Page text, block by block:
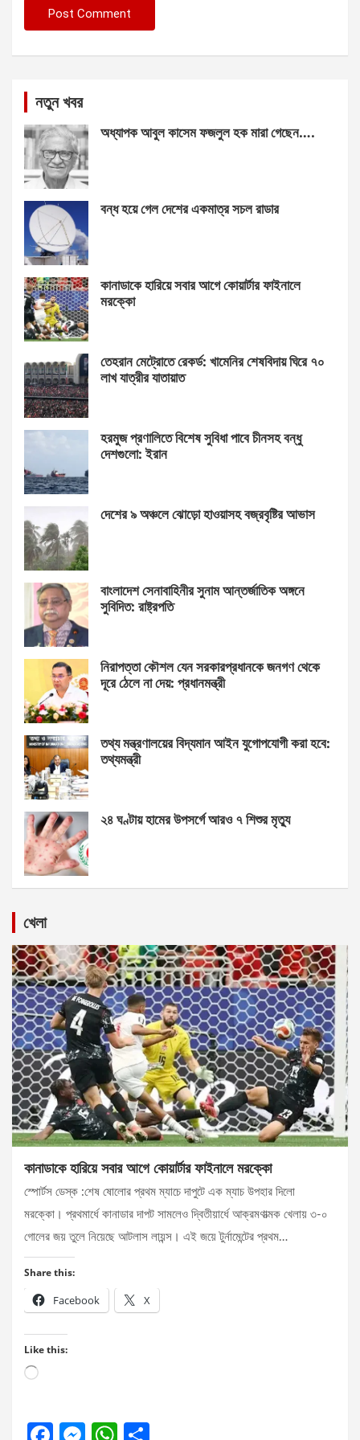
নতুন খবর
অধ্যাপক আবুল কাসেম ফজলুল হক মারা গেছেন….
বন্ধ হয়ে গেল দেশের একমাত্র সচল রাডার
কানাডাকে হারিয়ে সবার আগে কোয়ার্টার ফাইনালে
মরক্কো
তেহরান মেট্রোতে রেকর্ড: খামেনির শেষবিদায় ঘিরে ৭০
লাখ যাত্রীর যাতায়াত
হরমুজ প্রণালিতে বিশেষ সুবিধা পাবে চীনসহ বন্ধু
দেশগুলো: ইরান
দেশের ৯ অঞ্চলে ঝোড়ো হাওয়াসহ বজ্রবৃষ্টির আভাস
বাংলাদেশ সেনাবাহিনীর সুনাম আন্তর্জাতিক অঙ্গনে
সুবিদিত: রাষ্ট্রপতি
নিরাপত্তা কৌশল যেন সরকারপ্রধানকে জনগণ থেকে
দূরে ঠেলে না দেয়: প্রধানমন্ত্রী
তথ্য মন্ত্রণালয়ের বিদ্যমান আইন যুগোপযোগী করা হবে:
তথ্যমন্ত্রী
২৪ ঘণ্টায় হামের উপসর্গে আরও ৭ শিশুর মৃত্যু
খেলা
কানাডাকে হারিয়ে সবার আগে কোয়ার্টার ফাইনালে মরক্কো
স্পোর্টস ডেস্ক :শেষ ষোলোর প্রথম ম্যাচে দাপুটে এক ম্যাচ উপহার দিলো
মরক্কো। প্রথমার্ধে কানাডার দাপট সামলেও দ্বিতীয়ার্ধে আক্রমণাত্মক খেলায় ৩-০
গোলের জয় তুলে নিয়েছে আটলাস লায়ন্স। এই জয়ে টুর্নামেন্টের প্রথম…
Share this:
Facebook X
Like this:
Loading…